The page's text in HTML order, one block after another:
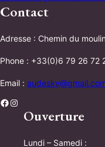
Contact
Adresse : Chemin du
Phone : +33(0)6 79 26 72
Email :
Facebook Instagram
Ouverture
Lundi – Samedi :